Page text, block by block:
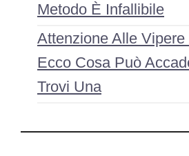
Metodo È Infallibile
Attenzione Alle Vipere
Ecco Cosa Può
Trovi Una